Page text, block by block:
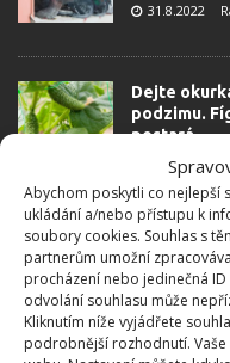
Abychom poskytli co nejlepší
ukládání a/nebo přístupu k
soubory cookies. Souhlas s
partnerům umožní
procházení nebo jedinečná
odvolání souhlasu může
Kliknutím níže vyjádřete
podrobnější rozhodnutí.
31.8.2022
Dejte
podzimu.
postará
16.8.2022
Choroby na
Domácí
obchodu.
19.7.2022